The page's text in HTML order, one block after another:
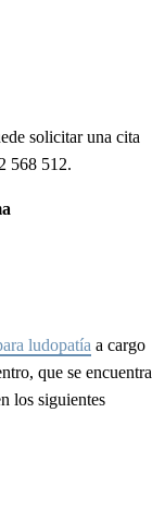
solicitar una cita
568 512.
ludopatía a cargo
que se encuentra
los siguientes